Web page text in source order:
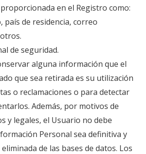
en el Registro como:
país de residencia, correo
de seguridad.
alguna información que el
que sea retirada es su utilización
o reclamaciones o para detectar
Además, por motivos de
y legales, el Usuario no debe
Personal sea definitiva y
de las bases de datos. Los